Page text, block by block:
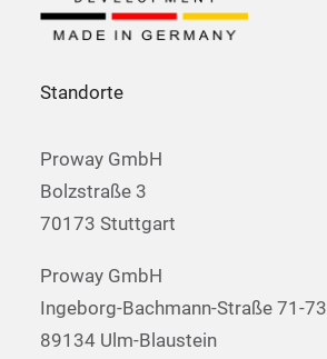
Standorte
Proway GmbH
Bolzstraße 3
70173 Stuttgart
Proway GmbH
Ingeborg-Bachmann-Straße 71-73
89134 Ulm-Blaustein